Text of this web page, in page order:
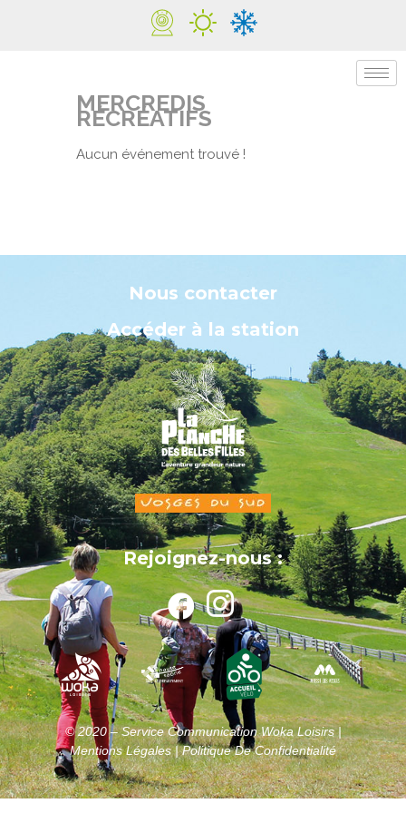
MERCREDIS
RÉCRÉATIFS
Aucun événement trouvé !
Nous contacter
Accéder à la station
Rejoignez-nous :
© 2020 – Service Communication Woka Loisirs |
Mentions Légales |Politique De Confidentialité